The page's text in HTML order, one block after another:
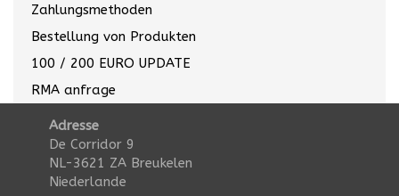
Zahlungsmethoden
Bestellung von Produkten
100 / 200 EURO UPDATE
RMA anfrage
Adresse
De Corridor 9
NL-3621 ZA Breukelen
Niederlande